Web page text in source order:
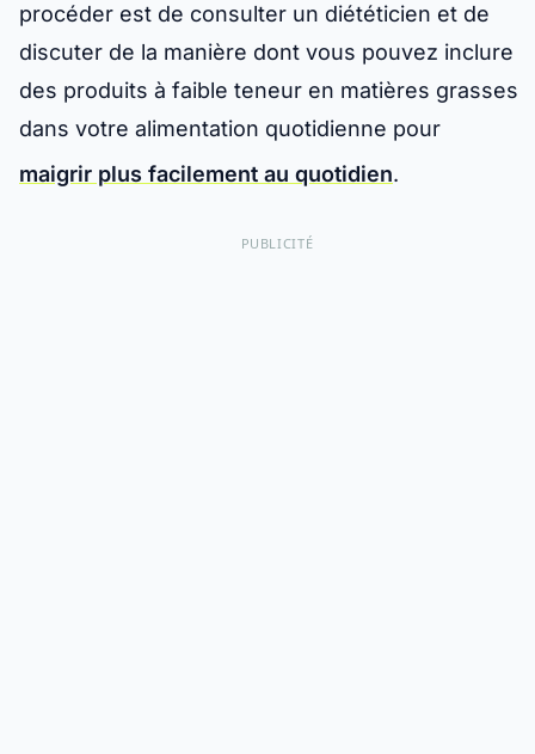
procéder est de consulter un diététicien et de
discuter de la manière dont vous pouvez inclure
des produits à faible teneur en matières grasses
dans votre alimentation quotidienne pour
maigrir plus facilement au quotidien.
PUBLICITÉ